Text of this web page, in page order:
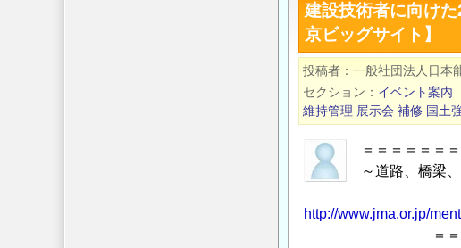
認
識
の
乖
離
の
可
視
の
に
お
け
る
生
産
性
の
義
建設技術者に向け
京ビッグサイト】
投稿者 一般社団法人日本
セクション
イベント案内
維持管理 展示会 補修 国土
＝＝＝＝＝＝
～道路、橋梁
■ 第８回
http://www.jma.or.jp/
＝＝＝＝＝＝＝